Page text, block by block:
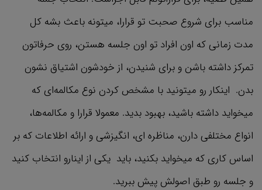
مناسب برای شروع صحبت تو قرارا، میتونه باعث بشه کل
مدت زمانی که اون افراد تو اون جلسه هستن، روی حرفاتون
تمرکز داشته باشن و برای شنیدن، از خودشون اشتیاق نشون
بدن. اینکار رو میتونید با مشخص کردن نوع مکالمه‌ای که
میخواید داشته باشید، بهبود بدید. معمولا قرارا و مکالمه‌ها،
انواع مختلفی دارن، مناظره ای، انگیزشی و ارائه اطلاعات که بر
اساس کاری که میخواید بکنید، باید یکی از اینارو انتخاب کنید
و جلسه رو طبق اصولش پیش ببرید.